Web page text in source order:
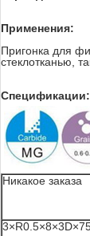
Применения:
Пригонка для
стеклотканью,
Спецификации:
Никакое заказа